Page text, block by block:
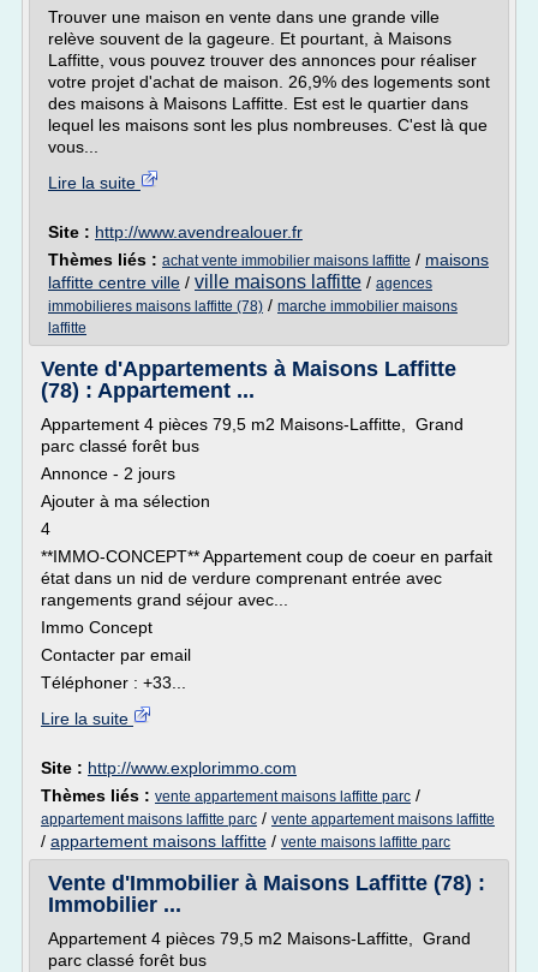
Trouver une maison en vente dans une grande ville
relève souvent de la gageure. Et pourtant, à Maisons
Laffitte, vous pouvez trouver des annonces pour réaliser
votre projet d'achat de maison. 26,9% des logements sont
des maisons à Maisons Laffitte. Est est le quartier dans
lequel les maisons sont les plus nombreuses. C'est là que
vous...
Lire la suite
Site : http://www.avendrealouer.fr
Thèmes liés : achat vente immobilier maisons laffitte / maisons
laffitte centre ville / ville maisons laffitte / agences
immobilieres maisons laffitte (78) / marche immobilier maisons
laffitte
Vente d'Appartements à Maisons Laffitte
(78) : Appartement ...
Appartement 4 pièces 79,5 m2 Maisons-Laffitte, Grand
parc classé forêt bus
Annonce - 2 jours
Ajouter à ma sélection
4
**IMMO-CONCEPT** Appartement coup de coeur en parfait
état dans un nid de verdure comprenant entrée avec
rangements grand séjour avec...
Immo Concept
Contacter par email
Téléphoner : +33...
Lire la suite
Site : http://www.explorimmo.com
Thèmes liés : vente appartement maisons laffitte parc /
appartement maisons laffitte parc / vente appartement maisons laffitte
/ appartement maisons laffitte / vente maisons laffitte parc
Vente d'Immobilier à Maisons Laffitte (78) :
Immobilier ...
Appartement 4 pièces 79,5 m2 Maisons-Laffitte, Grand
parc classé forêt bus